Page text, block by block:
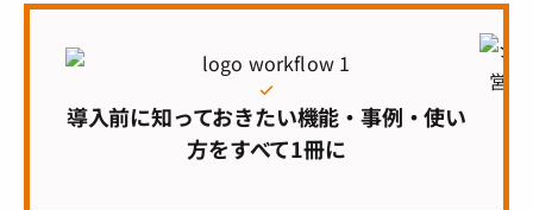
導入前に知っておきたい機能・事例・使い
方をすべて1冊に